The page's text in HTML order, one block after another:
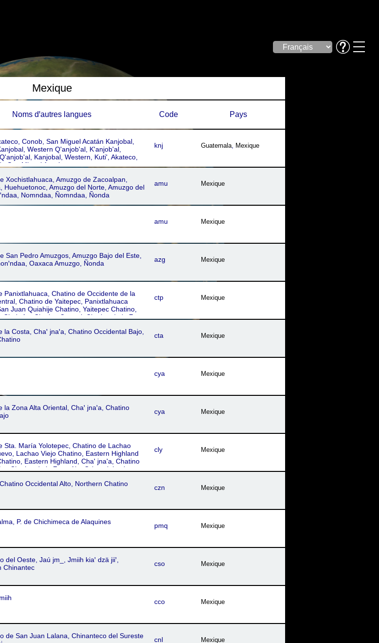
Mexique
Pays
Code
Noms dꞌautres langues
Guatemala, Mexique
knj
Conob, San Miguel Acatán Kanjobal,
Western Q'anjob'al, K'anjob'al,
Kanjobal, Western, Kuti', Akateco,
San Miguel Acatán
Mexique
amu
Xochistlahuaca, Amuzgo de Zacoalpan,
Huehuetonoc, Amuzgo del Norte, Amuzgo del
Nomndaa, Ñomndaa, Ñonda
Mexique
amu
Mexique
azg
San Pedro Amuzgos, Amuzgo Bajo del Este,
Oaxaca Amuzgo, Ñonda
Mexique
ctp
Panixtlahuaca, Chatino de Occidente de la
Chatino de Yaitepec, Panixtlahuaca
Juan Quiahije Chatino, Yaitepec Chatino,
Chaꞌt-An, Chatino Central, Chatino de la Zona
Mexique
cta
la Costa, Chaꞌ jnaꞌa, Chatino Occidental Bajo,
Mexique
cya
Mexique
cya
la Zona Alta Oriental, Chaꞌ jnaꞌa, Chatino
Mexique
cly
Sta. María Yolotepec, Chatino de Lachao
Lachao Viejo Chatino, Eastern Highland
Eastern Highland, Cha' jna'a, Chatino
Chatino de la Zona Alta Oriental, Lachao-
Mexique
czn
Chatino Occidental Alto, Northern Chatino
Mexique
pmq
P. de Chichimeca de Alaquines
Mexique
cso
del Oeste, Jaú jm_, Jmiih kiaꞌ dzä jiiꞌ,
Chinantec
Mexique
cco
Mexique
cnl
de San Juan Lalana, Chinanteco del Sureste